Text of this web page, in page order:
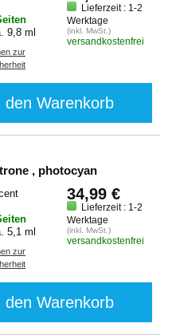
9,8 ml
zur
Lieferzeit : 1-2
Werktage
(inkl. MwSt.)
versandkostenfrei
den Warenkorb
, photocyan
5,1 ml
zur
34,99 €
Lieferzeit : 1-2
Werktage
(inkl. MwSt.)
versandkostenfrei
den Warenkorb